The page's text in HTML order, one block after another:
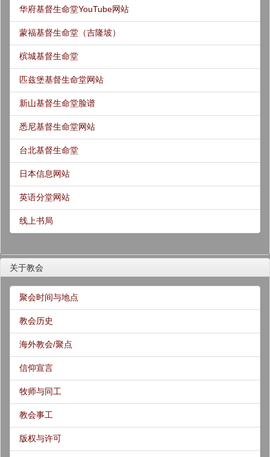
华府基督生命堂YouTube网站
蒙福基督生命堂（吉隆坡）
槟城基督生命堂
匹兹堡基督生命堂网站
新山基督生命堂脸谱
悉尼基督生命堂网站
台北基督生命堂
日本信息网站
英语分堂网站
线上书局
关于教会
聚会时间与地点
教会历史
海外教会/聚点
信仰宣言
牧师与同工
教会事工
版权与许可